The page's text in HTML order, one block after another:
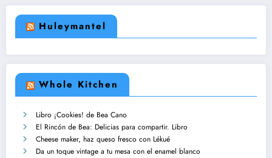
Huleymantel
Whole Kitchen
Libro ¡Cookies! de Bea Cano
El Rincón de Bea: Delicias para compartir. Libro
Cheese maker, haz queso fresco con Lékué
Da un toque vintage a tu mesa con el enamel blanco